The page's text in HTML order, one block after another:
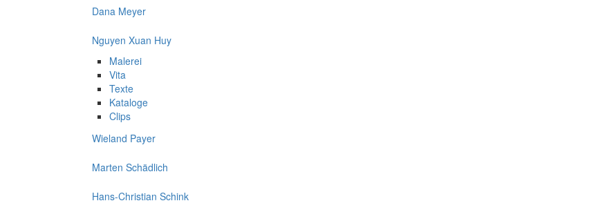
Dana Meyer
Nguyen Xuan Huy
Malerei
Vita
Texte
Kataloge
Clips
Wieland Payer
Marten Schädlich
Hans-Christian Schink